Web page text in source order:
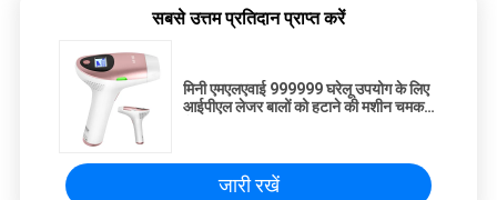
सबसे उत्तम प्रतिदान प्राप्त करें
मिनी एमएलएवाई 999999 घरेलू उपयोग के लिए
आईपीएल लेजर बालों को हटाने की मशीन चमकती
जारी रखें